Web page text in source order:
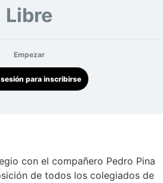
Libre
Empezar
para inscribirse
con el compañero Pedro Pina
de todos los colegiados de